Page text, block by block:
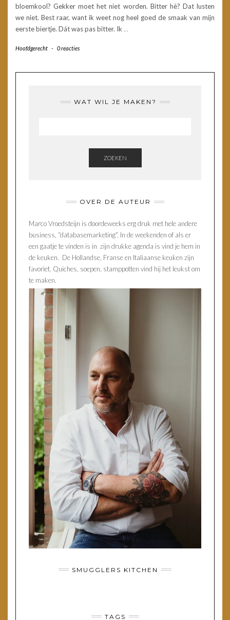
bloemkool? Gekker moet het niet worden. Bitter hè? Dat lusten
we niet. Best raar, want ik weet nog heel goed de smaak van mijn
eerste biertje. Dát was pas bitter. Ik…
Hoofdgerecht - 0 reacties
WAT WIL JE MAKEN?
ZOEKEN
OVER DE AUTEUR
Marco Vroedsteijn is doordeweeks erg druk met hele andere
business, “databasemarketing”. In de weekenden of als er
een gaatje te vinden is in zijn drukke agenda is vind je hem in
de keuken. De Hollandse, Franse en Italiaanse keuken zijn
favoriet. Quiches, soepen, stamppotten vind hij het leukst om
te maken.
SMUGGLERS KITCHEN
TAGS